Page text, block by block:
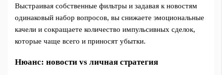
Выстраивая собственные фильтры и задавая к новостям
одинаковый набор вопросов, вы снижаете эмоциональные
качели и сокращаете количество импульсивных сделок,
которые чаще всего и приносят убытки.
Нюанс: новости vs личная стратегия